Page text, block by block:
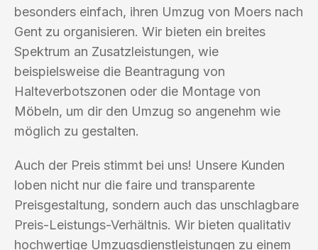
besonders einfach, ihren Umzug von Moers nach
Gent zu organisieren. Wir bieten ein breites
Spektrum an Zusatzleistungen, wie
beispielsweise die Beantragung von
Halteverbotszonen oder die Montage von
Möbeln, um dir den Umzug so angenehm wie
möglich zu gestalten.
Auch der Preis stimmt bei uns! Unsere Kunden
loben nicht nur die faire und transparente
Preisgestaltung, sondern auch das unschlagbare
Preis-Leistungs-Verhältnis. Wir bieten qualitativ
hochwertige Umzugsdienstleistungen zu einem